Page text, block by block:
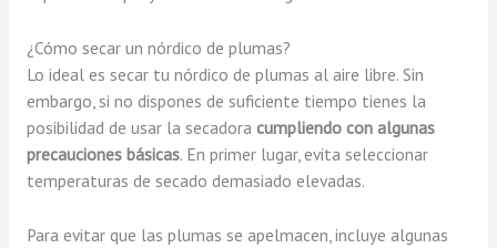
¿Cómo secar un nórdico de plumas?
Lo ideal es secar tu nórdico de plumas al aire libre. Sin
embargo, si no dispones de suficiente tiempo tienes la
posibilidad de usar la secadora cumpliendo con algunas
precauciones básicas. En primer lugar, evita seleccionar
temperaturas de secado demasiado elevadas.
Para evitar que las plumas se apelmacen, incluye algunas